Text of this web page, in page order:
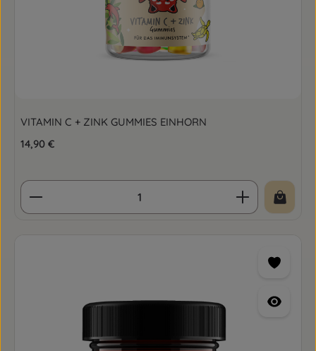
VITAMIN C + ZINK GUMMIES EINHORN
Regulärer Preis:
14,90 €
Produkt Anzahl: Gib den gewünschten Wert